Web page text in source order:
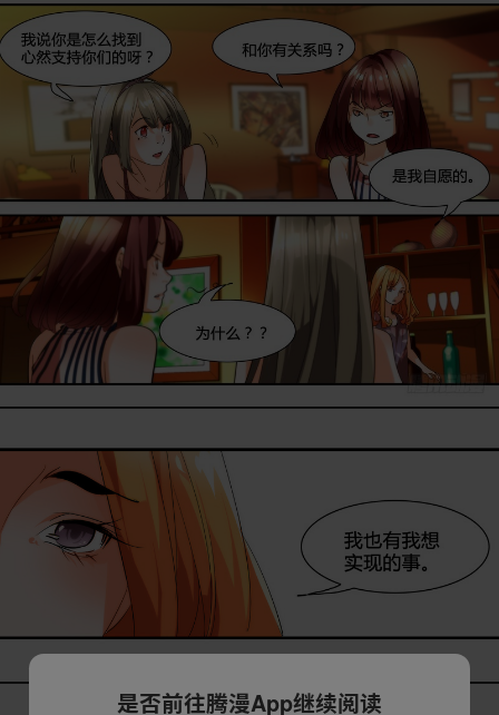
是否前往腾漫App继续阅读